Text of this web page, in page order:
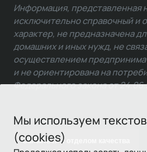
Мы используем
(cookies)
Связаться с отделом качества
Информация, представленная
исключительно справочный и
характер, не предназначена
домашних и иных нужд, не
осуществлением
и не ориентирована на
Федерального закона от